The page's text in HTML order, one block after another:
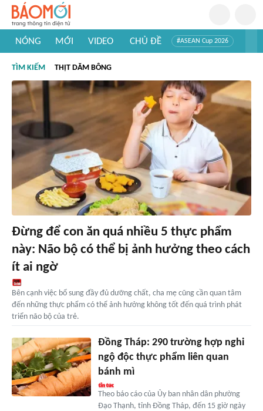
NÓNG MỚI VIDEO CHỦ ĐỀ #ASEAN Cup 2026
#Khám phá thế giới
TÌM KIẾM THỊT DĂM BÔNG
Đừng để con ăn quá nhiều 5 thực phẩm
này: Não bộ có thể bị ảnh hưởng theo cách
ít ai ngờ
Bên cạnh việc bổ sung đầy đủ dưỡng chất, cha mẹ cũng cần quan tâm
đến những thực phẩm có thể ảnh hưởng không tốt đến quá trình phát
triển não bộ của trẻ.
Đồng Tháp: 290 trường hợp nghi
ngộ độc thực phẩm liên quan
bánh mì
Theo báo cáo của Ủy ban nhân dân phường
Đạo Thạnh, tỉnh Đồng Tháp, đến 15 giờ ngày